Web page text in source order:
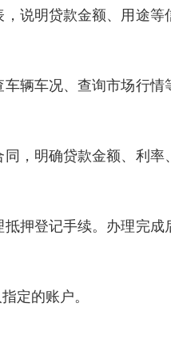
说明贷款金额、用途
辆车况、查询市场行
，明确贷款金额、利
押登记手续。办理完
定的账户。